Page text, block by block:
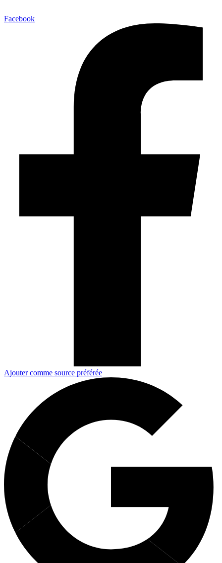
Facebook
Ajouter comme source préférée